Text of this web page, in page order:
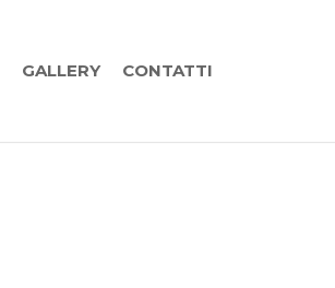
GALLERY CONTATTI